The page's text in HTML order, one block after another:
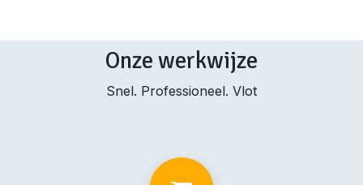
Onze werkwijze
Snel. Professioneel. Vlot